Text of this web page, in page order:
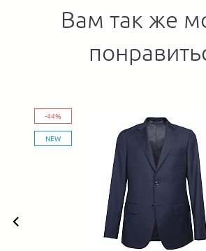
Вам так же
-44%
NEW